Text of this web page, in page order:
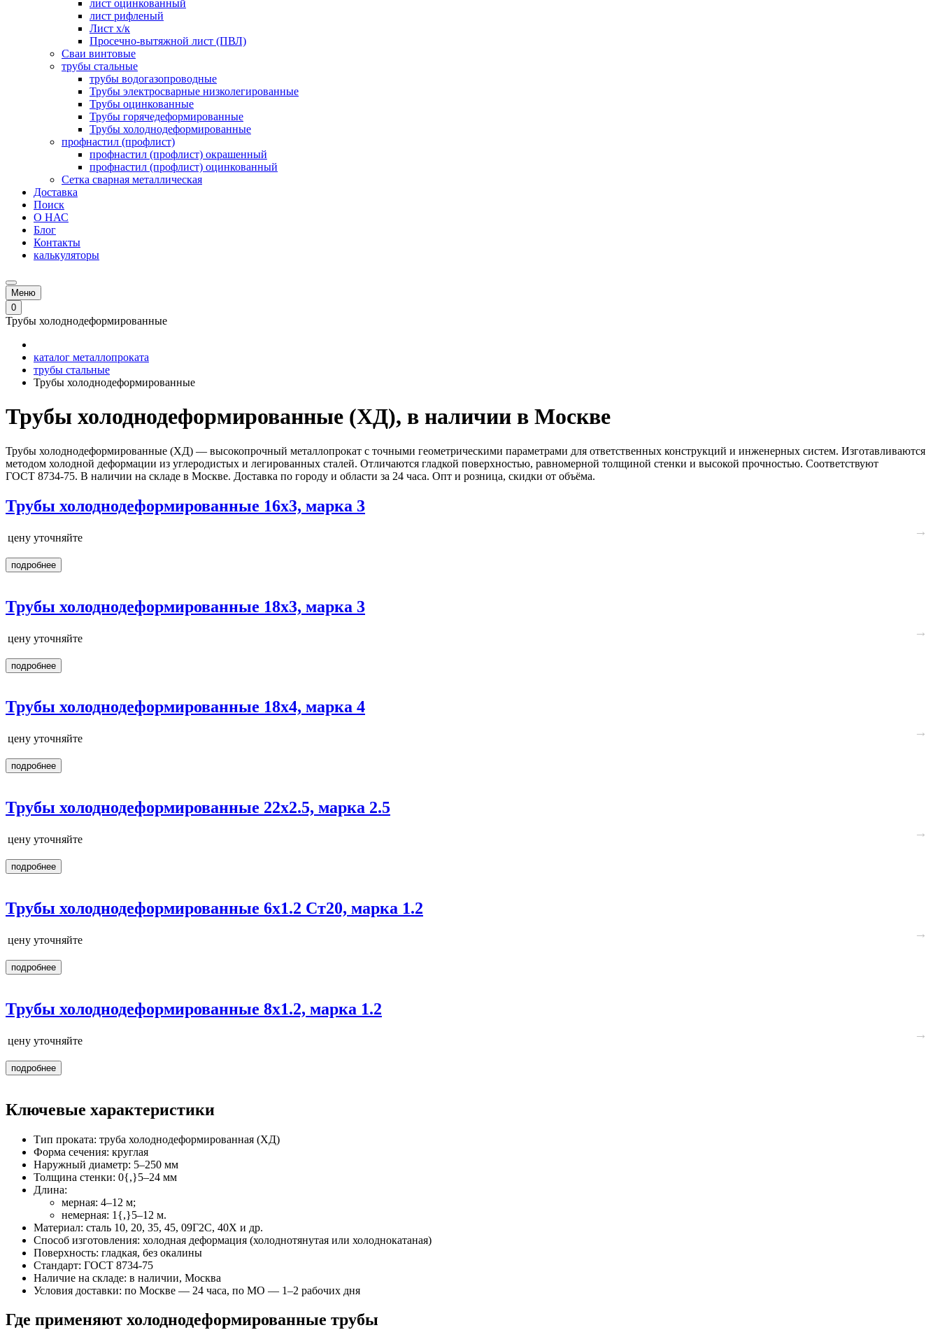
лист оцинкованный
лист рифленый
Лист х/к
Просечно-вытяжной лист (ПВЛ)
Сваи винтовые
трубы стальные
трубы водогазопроводные
Трубы электросварные низколегированные
Трубы оцинкованные
Трубы горячедеформированные
Трубы холоднодеформированные
профнастил (профлист)
профнастил (профлист) окрашенный
профнастил (профлист) оцинкованный
Сетка сварная металлическая
Доставка
Поиск
О НАС
Блог
Контакты
калькуляторы
Меню
0
Трубы холоднодеформированные
каталог металлопроката
трубы стальные
Трубы холоднодеформированные
Трубы холоднодеформированные (ХД), в наличии в Москве
Трубы холоднодеформированные (ХД) — высокопрочный металлопрокат с точными геометрическими параметрами для ответственных конструкций и инженерных систем. Изготавливаются
методом холодной деформации из углеродистых и легированных сталей. Отличаются гладкой поверхностью, равномерной толщиной стенки и высокой прочностью. Соответствуют
ГОСТ 8734‑75. В наличии на складе в Москве. Доставка по городу и области за 24 часа. Опт и розница, скидки от объёма.
Трубы холоднодеформированные 16х3, марка 3
цену уточняйте →
подробнее
Трубы холоднодеформированные 18х3, марка 3
цену уточняйте →
подробнее
Трубы холоднодеформированные 18х4, марка 4
цену уточняйте →
подробнее
Трубы холоднодеформированные 22х2.5, марка 2.5
цену уточняйте →
подробнее
Трубы холоднодеформированные 6х1.2 Ст20, марка 1.2
цену уточняйте →
подробнее
Трубы холоднодеформированные 8х1.2, марка 1.2
цену уточняйте →
подробнее
Ключевые характеристики
Тип проката: труба холоднодеформированная (ХД)
Форма сечения: круглая
Наружный диаметр: 5–250 мм
Толщина стенки: 0{,}5–24 мм
Длина:
мерная: 4–12 м;
немерная: 1{,}5–12 м.
Материал: сталь 10, 20, 35, 45, 09Г2С, 40Х и др.
Способ изготовления: холодная деформация (холоднотянутая или холоднокатаная)
Поверхность: гладкая, без окалины
Стандарт: ГОСТ 8734‑75
Наличие на складе: в наличии, Москва
Условия доставки: по Москве — 24 часа, по МО — 1–2 рабочих дня
Где применяют холоднодеформированные трубы